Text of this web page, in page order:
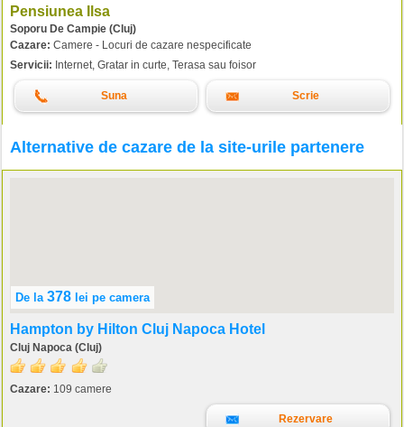
Pensiunea Ilsa
Soporu De Campie (Cluj)
Cazare: Camere - Locuri de cazare nespecificate
Servicii: Internet, Gratar in curte, Terasa sau foisor
Suna Scrie
Alternative de cazare de la site-urile partenere
De la 378 lei pe camera
Hampton by Hilton Cluj Napoca Hotel
Cluj Napoca (Cluj)
Cazare: 109 camere
Rezervare